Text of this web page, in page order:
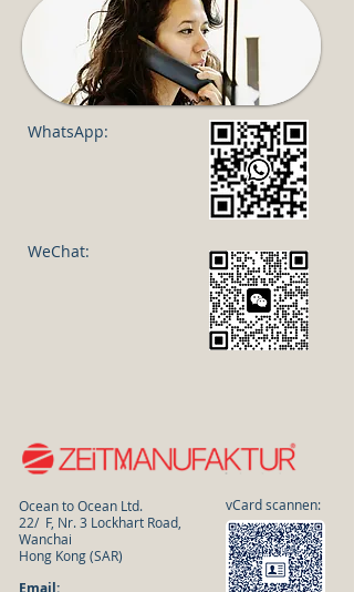
WhatsApp:
WeChat:
Ocean to Ocean Ltd.
22/ F, Nr. 3 Lockhart Road,
Wanchai
Hong Kong (SAR)
Email:
vCard scannen: